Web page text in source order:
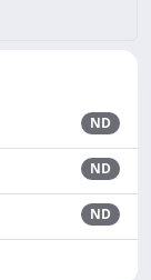
ND
ND
ND